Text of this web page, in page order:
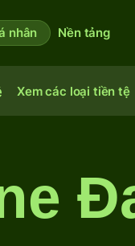
nhân Nền tảng
Xem các loại tiền tệ